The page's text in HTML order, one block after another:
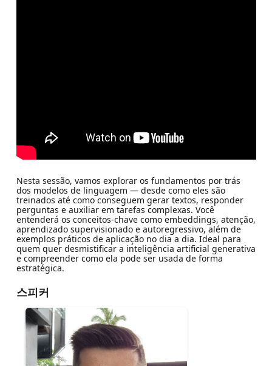
Nesta sessão, vamos explorar os fundamentos por trás
dos modelos de linguagem — desde como eles são
treinados até como conseguem gerar textos, responder
perguntas e auxiliar em tarefas complexas. Você
entenderá os conceitos-chave como embeddings, atenção,
aprendizado supervisionado e autoregressivo, além de
exemplos práticos de aplicação no dia a dia. Ideal para
quem quer desmistificar a inteligência artificial generativa
e compreender como ela pode ser usada de forma
estratégica.
스피커